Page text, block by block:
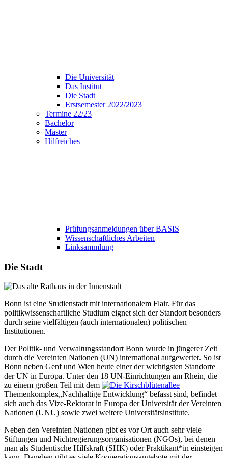
Die Universität
Das Institut
Die Stadt
Erstsemester 2022/2023
Termine 22/23
Bachelor
Master
Hilfreiches
Prüfungsanmeldungen über BASIS
Wissenschaftliches Arbeiten
Linksammlung
Die Stadt
Bonn ist eine Studienstadt mit internationalem Flair. Für das
politikwissenschaftliche Studium eignet sich der Standort besonders
durch seine vielfältigen (auch internationalen) politischen
Institutionen.
Der Politik- und Verwaltungsstandort Bonn wurde in jüngerer Zeit
durch die Vereinten Nationen (UN) international aufgewertet. So ist
Bonn neben Genf und Wien heute einer der wichtigsten Standorte
der UN in Europa. Unter den 18 UN-Einrichtungen am Rhein, die
zu einem großen Teil mit dem
Themenkomplex„Nachhaltige Entwicklung“ befasst sind, befindet
sich auch das Vize-Rektorat in Europa der Universität der Vereinten
Nationen (UNU) sowie zwei weitere Universitätsinstitute.
Neben den Vereinten Nationen gibt es vor Ort auch sehr viele
Stiftungen und Nichtregierungsorganisationen (NGOs), bei denen
man als Studentische Hilfskraft (SHK) oder Praktikant*in einsteigen